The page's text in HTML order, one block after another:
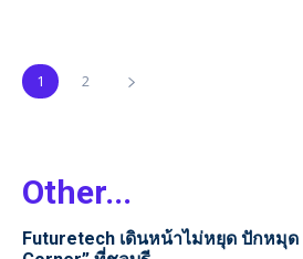
1 2
Other...
Futuretech เดินหน้าไม่หยุด ปักหมุด